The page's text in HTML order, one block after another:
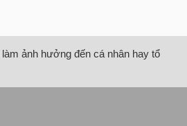
ảnh hưởng đến cá nhân hay tổ